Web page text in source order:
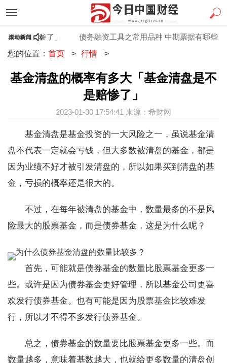
不是赔惨了」
债务融资工具之常用品种 中期票据有哪些「融
您的位置： 首页 > 行情 >
基金清盘的概率有多大「基金清盘是不
是赔惨了」
2023-01-30 17:54:41 来源：希财网
基金清盘是基金投资的一大风险之一，虽说基金清
盘不代表一定就会亏钱，但大多数被清盘的基金，都是
因为业绩不好才被引发清盘的，所以如果买到清盘的基
金，亏损的概率还是很大的。
不过，在每年被清盘的基金中，数量最多的不是风
险最大的股票基金，而是债券基金，这是为什么呢？
为什么债券基金清盘的数量比较多？
首先，可能就是债券基金的数量比股票基金更多一
些。或许是因为债券基金更好管理，所以基金公司更喜
欢发行债券基金。也有可能是因为股票基金比较难发
行，所以才不得不多发行债券基金。
总之，债券基金的数量要比股票基金更多一些。而
数量越多，意味着基数越大，也就给更多数量的清盘创